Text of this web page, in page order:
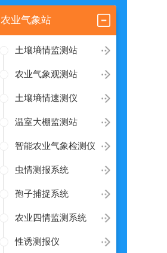
农业气象站
土壤墒情监测站
农业气象观测站
土壤墒情速测仪
温室大棚监测站
智能农业气象检测仪
虫情测报系统
孢子捕捉系统
农业四情监测系统
性诱测报仪